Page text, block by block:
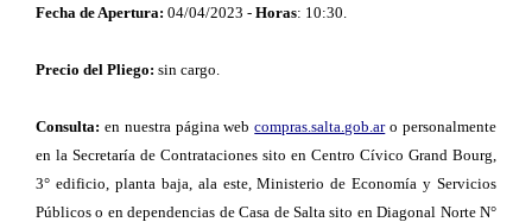
Fecha de Apertura: 04/04/2023 - Horas: 10:30.
Precio del Pliego: sin cargo.
Consulta: en nuestra página webcompras.salta.gob.aro personalmente
en la Secretaría de Contrataciones sito en Centro Cívico Grand Bourg,
3° edificio, planta baja, ala este, Ministerio de Economía y Servicios
Públicos o en dependencias de Casa de Salta sito en Diagonal Norte N°